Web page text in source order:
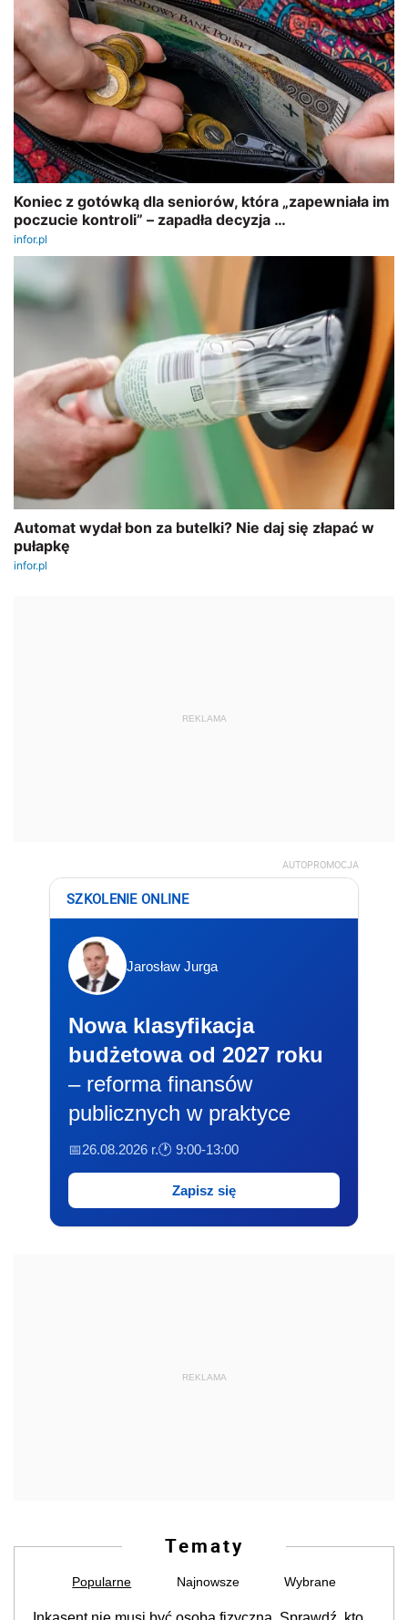
REKLAMA
AUTOPROMOCJA
SZKOLENIE ONLINE
Jarosław Jurga
Nowa klasyfikacja
budżetowa od 2027 roku
– reforma finansów
publicznych w praktyce
📅26.08.2026 r.🕐 9:00-13:00
Zapisz się
REKLAMA
Tematy
Popularne Najnowsze Wybrane